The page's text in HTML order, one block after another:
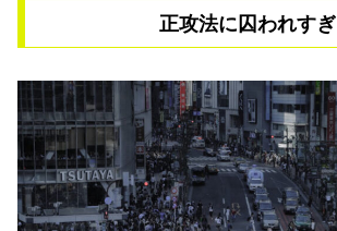
正攻法に囚われすぎ